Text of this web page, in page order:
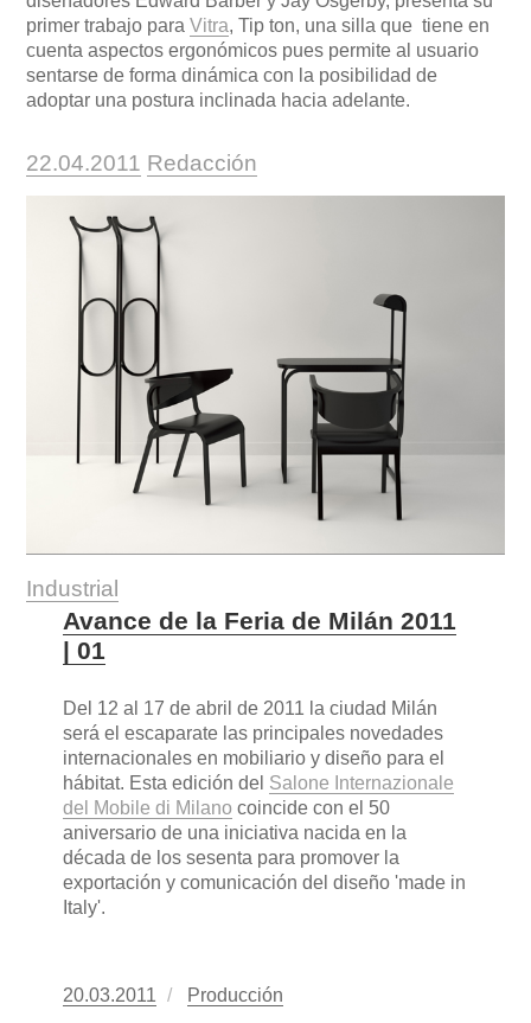
primer trabajo paraVitra, Tip ton, una silla que tiene en
cuenta aspectos ergonómicos pues permite al usuario
sentarse de forma dinámica con la posibilidad de
adoptar una postura inclinada hacia adelante.
Publicado
el
22.04.2011 https://www.experimenta.es/author/
Redacción
Industrial
Avance de la Feria de Milán 2011
| 01
Del 12 al 17 de abril de 2011 la ciudad Milán
será el escaparate las principales novedades
internacionales en mobiliario y diseño para el
hábitat. Esta edición del Salone Internazionale
del Mobile di Milano coincide con el 50
aniversario de una iniciativa nacida en la
década de los sesenta para promover la
exportación y comunicación del diseño 'made in
Italy'.
Publicado
20.03.2011 https://www.experimenta.es/author/
Producción